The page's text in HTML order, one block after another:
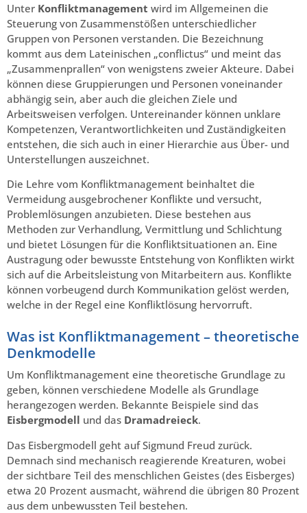
Unter Konfliktmanagement wird im Allgemeinen die
Steuerung von Zusammenstößen unterschiedlicher
Gruppen von Personen verstanden. Die Bezeichnung
kommt aus dem Lateinischen „conflictus“ und meint das
„Zusammenprallen“ von wenigstens zweier Akteure. Dabei
können diese Gruppierungen und Personen voneinander
abhängig sein, aber auch die gleichen Ziele und
Arbeitsweisen verfolgen. Untereinander können unklare
Kompetenzen, Verantwortlichkeiten und Zuständigkeiten
entstehen, die sich auch in einer Hierarchie aus Über- und
Unterstellungen auszeichnet.
Die Lehre vom Konfliktmanagement beinhaltet die
Vermeidung ausgebrochener Konflikte und versucht,
Problemlösungen anzubieten. Diese bestehen aus
Methoden zur Verhandlung, Vermittlung und Schlichtung
und bietet Lösungen für die Konfliktsituationen an. Eine
Austragung oder bewusste Entstehung von Konflikten wirkt
sich auf die Arbeitsleistung von Mitarbeitern aus. Konflikte
können vorbeugend durch Kommunikation gelöst werden,
welche in der Regel eine Konfliktlösung hervorruft.
Was ist Konfliktmanagement – theoretische
Denkmodelle
Um Konfliktmanagement eine theoretische Grundlage zu
geben, können verschiedene Modelle als Grundlage
herangezogen werden. Bekannte Beispiele sind das
Eisbergmodell und das Dramadreieck.
Das Eisbergmodell geht auf Sigmund Freud zurück.
Demnach sind mechanisch reagierende Kreaturen, wobei
der sichtbare Teil des menschlichen Geistes (des Eisberges)
etwa 20 Prozent ausmacht, während die übrigen 80 Prozent
aus dem unbewussten Teil bestehen.